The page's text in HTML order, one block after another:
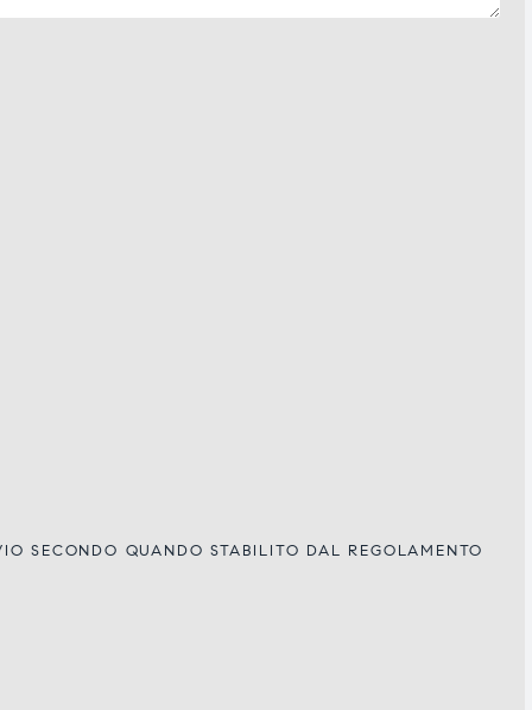
SECONDO QUANDO STABILITO DAL REGOLAMENTO